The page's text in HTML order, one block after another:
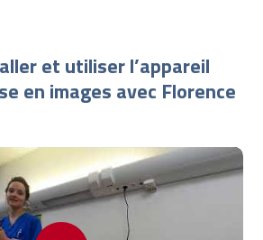
et utiliser l’appareil
en images avec Florence